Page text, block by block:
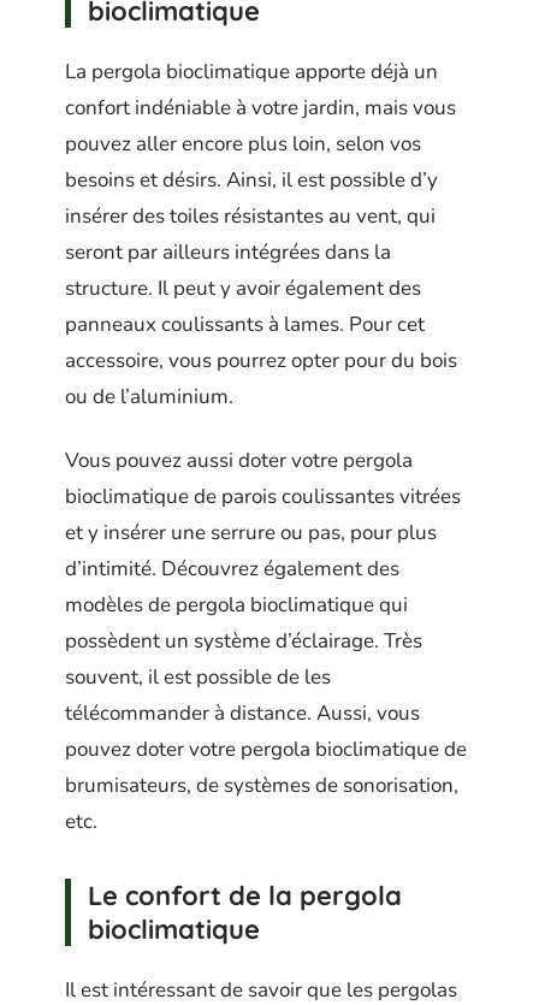
bioclimatique
La pergola bioclimatique apporte déjà un
confort indéniable à votre jardin, mais vous
pouvez aller encore plus loin, selon vos
besoins et désirs. Ainsi, il est possible d’y
insérer des toiles résistantes au vent, qui
seront par ailleurs intégrées dans la
structure. Il peut y avoir également des
panneaux coulissants à lames. Pour cet
accessoire, vous pourrez opter pour du bois
ou de l’aluminium.
Vous pouvez aussi doter votre pergola
bioclimatique de parois coulissantes vitrées
et y insérer une serrure ou pas, pour plus
d’intimité. Découvrez également des
modèles de pergola bioclimatique qui
possèdent un système d’éclairage. Très
souvent, il est possible de les
télécommander à distance. Aussi, vous
pouvez doter votre pergola bioclimatique de
brumisateurs, de systèmes de sonorisation,
etc.
Le confort de la pergola
bioclimatique
Il est intéressant de savoir que les pergolas